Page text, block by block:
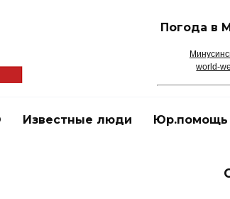
Погода в
world-
Известные люди Юр.помощь